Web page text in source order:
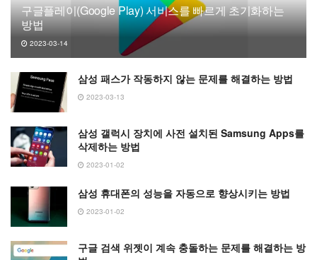
구글플레이(Google Play) 서비스를 빠르게 초기화하는
방법
2023-03-14
삼성 패스가 작동하지 않는 문제를 해결하는 방법
2023-03-13
삼성 갤럭시 장치에 사전 설치된 Samsung Apps를
삭제하는 방법
2023-01-02
삼성 휴대폰의 성능을 자동으로 향상시키는 방법
2023-01-02
구글 검색 위젯이 계속 충돌하는 문제를 해결하는 방